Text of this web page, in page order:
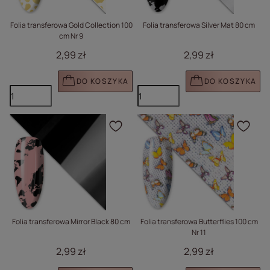
Folia transferowa Gold Collection 100
cm Nr 9
2,99 zł
DO KOSZYKA
Folia transferowa Silver Mat 80 cm
2,99 zł
DO KOSZYKA
Folia transferowa Mirror Black 80 cm
2,99 zł
Kliknij, aby dodać
Folia transferowa Butterflies 100 cm
Nr 11
2,99 zł